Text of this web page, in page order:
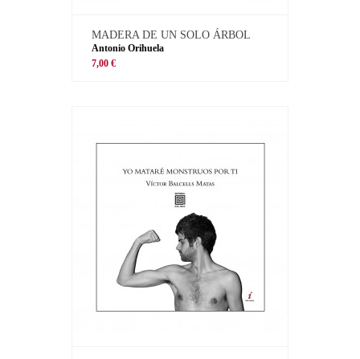
MADERA DE UN SOLO ÁRBOL
Antonio Orihuela
7,00 €